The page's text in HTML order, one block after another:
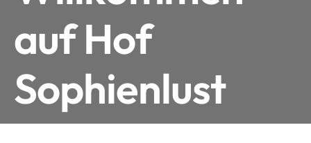
auf Hof
Sophienlust